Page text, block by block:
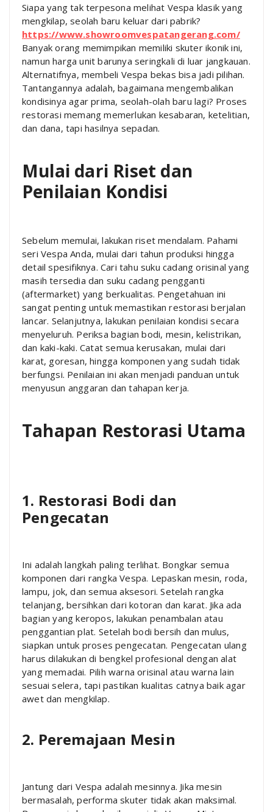
Siapa yang tak terpesona melihat Vespa klasik yang
mengkilap, seolah baru keluar dari pabrik?
https://www.showroomvespatangerang.com/
Banyak orang memimpikan memiliki skuter ikonik ini,
namun harga unit barunya seringkali di luar jangkauan.
Alternatifnya, membeli Vespa bekas bisa jadi pilihan.
Tantangannya adalah, bagaimana mengembalikan
kondisinya agar prima, seolah-olah baru lagi? Proses
restorasi memang memerlukan kesabaran, ketelitian,
dan dana, tapi hasilnya sepadan.
Mulai dari Riset dan
Penilaian Kondisi
Sebelum memulai, lakukan riset mendalam. Pahami
seri Vespa Anda, mulai dari tahun produksi hingga
detail spesifiknya. Cari tahu suku cadang orisinal yang
masih tersedia dan suku cadang pengganti
(aftermarket) yang berkualitas. Pengetahuan ini
sangat penting untuk memastikan restorasi berjalan
lancar. Selanjutnya, lakukan penilaian kondisi secara
menyeluruh. Periksa bagian bodi, mesin, kelistrikan,
dan kaki-kaki. Catat semua kerusakan, mulai dari
karat, goresan, hingga komponen yang sudah tidak
berfungsi. Penilaian ini akan menjadi panduan untuk
menyusun anggaran dan tahapan kerja.
Tahapan Restorasi Utama
1. Restorasi Bodi dan
Pengecatan
Ini adalah langkah paling terlihat. Bongkar semua
komponen dari rangka Vespa. Lepaskan mesin, roda,
lampu, jok, dan semua aksesori. Setelah rangka
telanjang, bersihkan dari kotoran dan karat. Jika ada
bagian yang keropos, lakukan penambalan atau
penggantian plat. Setelah bodi bersih dan mulus,
siapkan untuk proses pengecatan. Pengecatan ulang
harus dilakukan di bengkel profesional dengan alat
yang memadai. Pilih warna orisinal atau warna lain
sesuai selera, tapi pastikan kualitas catnya baik agar
awet dan mengkilap.
2. Peremajaan Mesin
Jantung dari Vespa adalah mesinnya. Jika mesin
bermasalah, performa skuter tidak akan maksimal.